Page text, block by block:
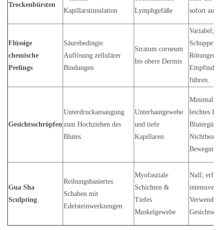
Trockenbürsten
Kapillarstimulation
Lymphgefäße
sofort auf
Flüssige
chemische
Peelings
Säurebedingte
Auflösung zellulärer
Bindungen
Stratum corneum
bis obere Dermis
Variabel;
Rötungen
führen.
Gesichtsschröpfen
Unterdruckansaugung
zum Hochziehen des
Blutes
Unterhautgewebe
und tiefe
Kapillaren
Minimales
leichtes
Gua Sha
Sculpting
Reibungsbasiertes
Schaben mit
Edelsteinwerkzeugen
Myofasziale
Schichten &
Tiefes
Muskelgewebe
Null;
intensive